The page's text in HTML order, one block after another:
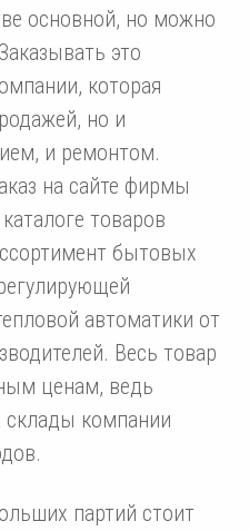
основной, но можно
это
которая
но и
и ремонтом.
на сайте фирмы
товаров
бытовых
автоматики от
Весь товар
ценам, ведь
склады компании
партий стоит